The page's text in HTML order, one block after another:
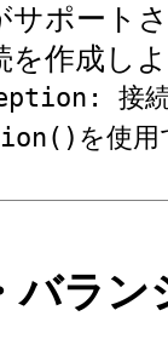
サポート
を作成し
接続
を使用
バラン